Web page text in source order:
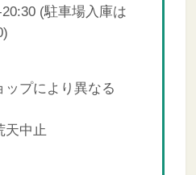
(駐車場入庫は
プにより異なる
天中止